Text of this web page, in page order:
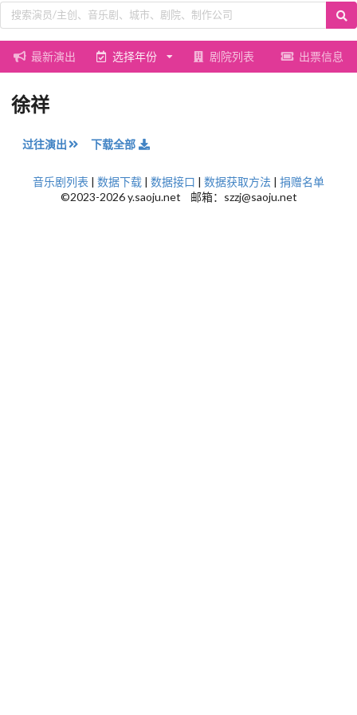
最新演出 选择年份 剧院列表 出票信息
徐祥
过往演出 下载全部
音乐剧列表 | 数据下载 | 数据接口 | 数据获取方法 | 捐赠名单
©2023-2026 y.saoju.net 邮箱：szzj@saoju.net